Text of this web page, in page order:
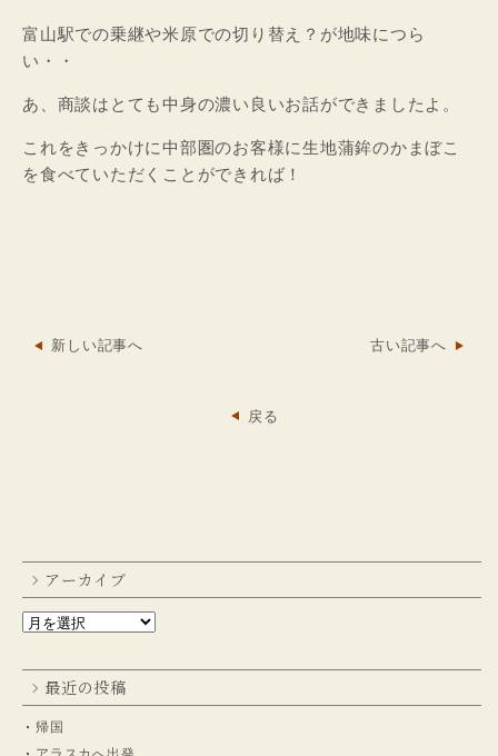
富山駅での乗継や米原での切り替え？が地味につら
い・・
あ、商談はとても中身の濃い良いお話ができましたよ。
これをきっかけに中部圏のお客様に生地蒲鉾のかまぼこ
を食べていただくことができれば！
新しい記事へ 古い記事へ
戻る
アーカイブ
最近の投稿
帰国